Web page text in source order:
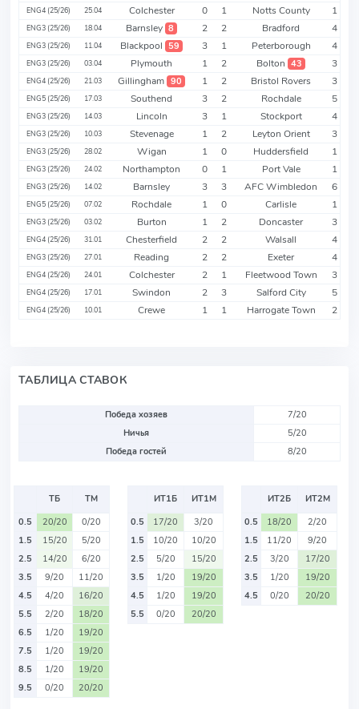
ENG4 (25/26) 25.04 Colchester 0 1 Notts County 1
ENG3 (25/26) 18.04 Barnsley 8 2 2 Bradford 4
ENG3 (25/26) 11.04 Blackpool 59 3 1 Peterborough 4
ENG3 (25/26) 03.04 Plymouth 1 2 Bolton 43 3
ENG4 (25/26) 21.03 Gillingham 90 1 2 Bristol Rovers 3
ENG5 (25/26) 17.03 Southend 3 2 Rochdale 5
ENG3 (25/26) 14.03 Lincoln 3 1 Stockport 4
ENG3 (25/26) 10.03 Stevenage 1 2 Leyton Orient 3
ENG3 (25/26) 28.02 Wigan 1 0 Huddersfield 1
ENG3 (25/26) 24.02 Northampton 0 1 Port Vale 1
ENG3 (25/26) 14.02 Barnsley 3 3 AFC Wimbledon 6
ENG5 (25/26) 07.02 Rochdale 1 0 Carlisle 1
ENG3 (25/26) 03.02 Burton 1 2 Doncaster 3
ENG4 (25/26) 31.01 Chesterfield 2 2 Walsall 4
ENG3 (25/26) 27.01 Reading 2 2 Exeter 4
ENG4 (25/26) 24.01 Colchester 2 1 Fleetwood Town 3
ENG4 (25/26) 17.01 Swindon 2 3 Salford City 5
ENG4 (25/26) 10.01 Crewe 1 1 Harrogate Town 2
ТАБЛИЦА СТАВОК
Победа хозяев
7/20
Ничья
5/20
Победа гостей
8/20
ТБ
ТМ
0.5
20/20
0/20
1.5
15/20
5/20
2.5
14/20
6/20
3.5
9/20
11/20
4.5
4/20
16/20
5.5
2/20
18/20
6.5
1/20
19/20
7.5
1/20
19/20
8.5
1/20
19/20
9.5
0/20 20/20
ИТ1Б
ИТ1М
0.5
17/20
3/20
1.5
10/20
10/20
2.5
5/20
15/20
3.5
1/20
19/20
4.5
1/20
19/20
5.5
0/20 20/20
ИТ2Б
ИТ2М
0.5
18/20
2/20
1.5
11/20
9/20
2.5
3/20
17/20
3.5
1/20
19/20
4.5
0/20 20/20